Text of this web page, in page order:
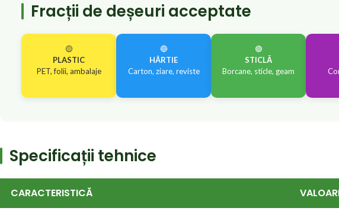
Fracții de deșeuri acceptate
🟡
PLASTIC
PET, folii, ambalaje
🔵
HÂRTIE
Carton, ziare, reviste
🟢
STICLĂ
Borcane, sticle, geam
Specificații tehnice
CARACTERISTICĂ